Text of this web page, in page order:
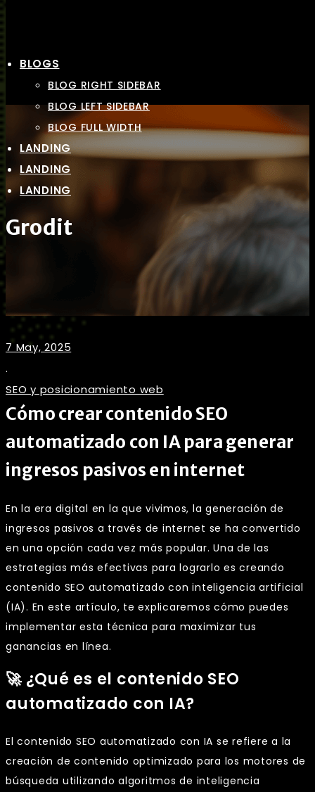
BLOGS
BLOG RIGHT SIDEBAR
BLOG LEFT SIDEBAR
BLOG FULL WIDTH
LANDING
LANDING
LANDING
Grodit
7 May, 2025
.
SEO y posicionamiento web
Cómo crear contenido SEO
automatizado con IA para generar
ingresos pasivos en internet
En la era digital en la que vivimos, la generación de
ingresos pasivos a través de internet se ha convertido
en una opción cada vez más popular. Una de las
estrategias más efectivas para lograrlo es creando
contenido SEO automatizado con inteligencia artificial
(IA). En este artículo, te explicaremos cómo puedes
implementar esta técnica para maximizar tus
ganancias en línea.
🚀 ¿Qué es el contenido SEO
automatizado con IA?
El contenido SEO automatizado con IA se refiere a la
creación de contenido optimizado para los motores de
búsqueda utilizando algoritmos de inteligencia